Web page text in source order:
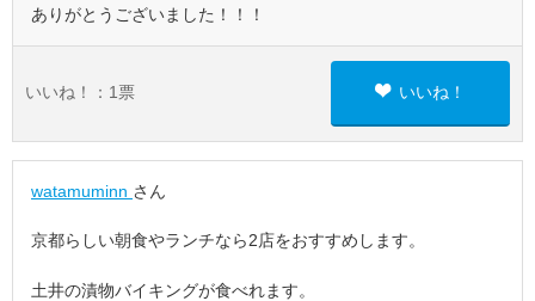
ありがとうございました！！！
いいね！： 1 票 いいね！
watamuminn さん
京都らしい朝食やランチなら2店をおすすめします。
土井の漬物バイキングが食べれます。